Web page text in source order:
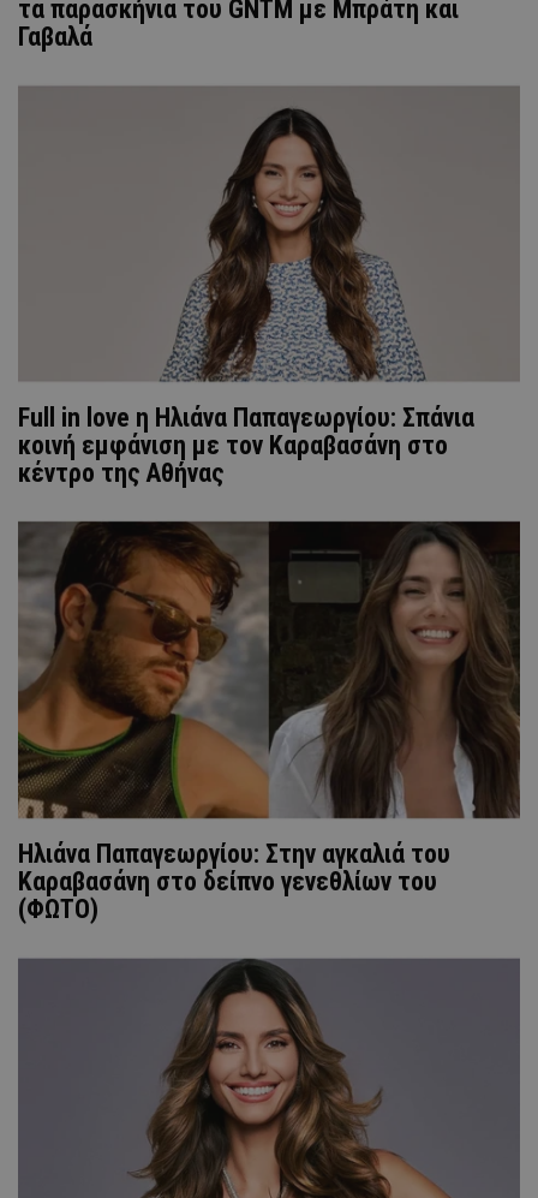
τα παρασκήνια του GNTM με Μπράτη και
Γαβαλά
Full in love η Ηλιάνα Παπαγεωργίου: Σπάνια
κοινή εμφάνιση με τον Καραβασάνη στο
κέντρο της Αθήνας
Ηλιάνα Παπαγεωργίου: Στην αγκαλιά του
Καραβασάνη στο δείπνο γενεθλίων του
(ΦΩΤΟ)